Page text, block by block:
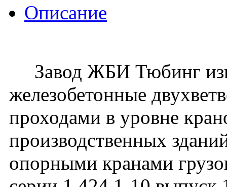
Описание
Завод ЖБИ Тюбинг
железобетонные
проходами в уровне
производственных
опорными кранами